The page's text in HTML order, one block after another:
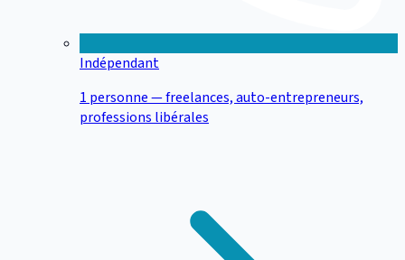
Indépendant
1 personne — freelances, auto-entrepreneurs,
professions libérales